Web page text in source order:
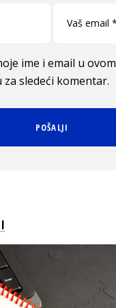
ime i email u ovom
sledeći komentar.